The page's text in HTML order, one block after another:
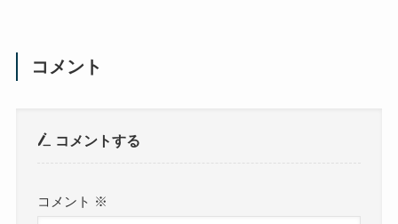
コメント
コメントする
コメント ※